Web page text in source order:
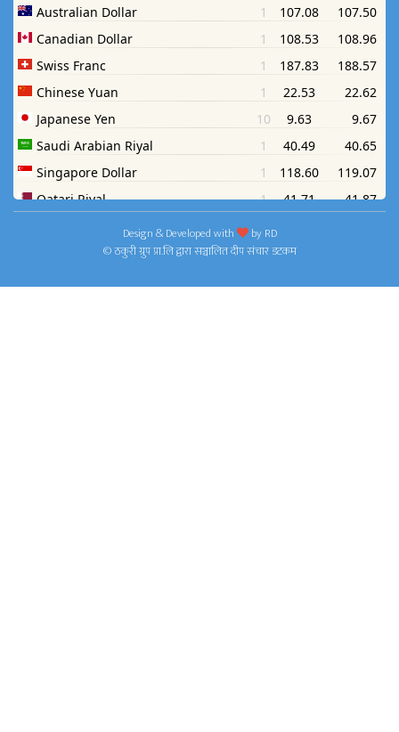
Design & Developed with byRD
© ठकुरी ग्रुप प्रा.लि द्वारा सञ्चालित दीप संचार डटकम